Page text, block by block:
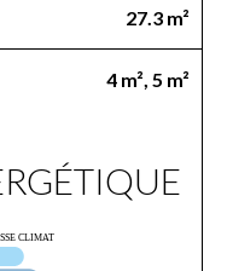
27.3 m²
4 m², 5 m²